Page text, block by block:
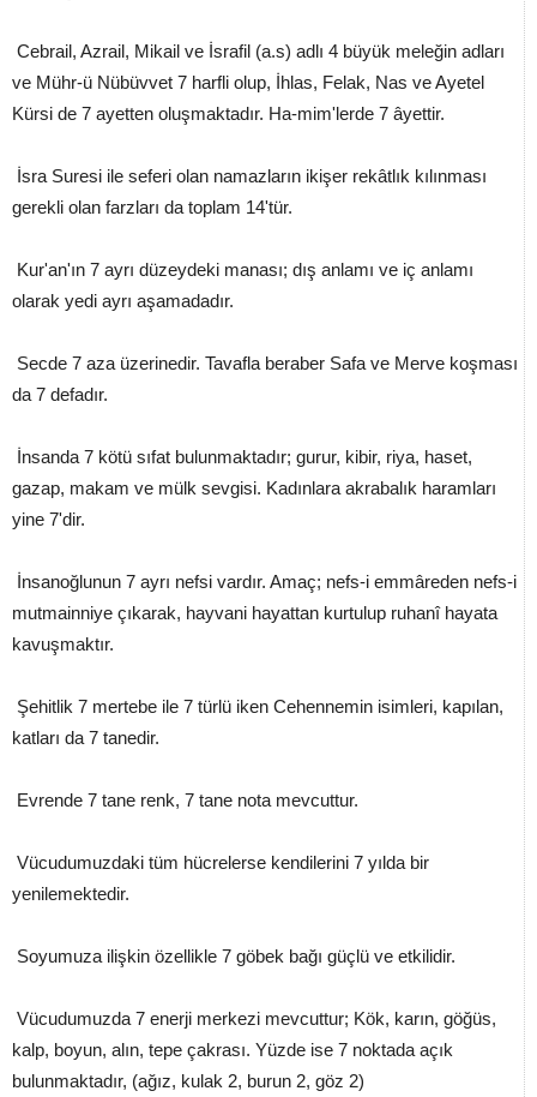
Cebrail, Azrail, Mikail ve İsrafil (a.s) adlı 4 büyük meleğin adları
ve Mühr-ü Nübüvvet 7 harfli olup, İhlas, Felak, Nas ve Ayetel
Kürsi de 7 ayetten oluşmaktadır. Ha-mim'lerde 7 âyettir.
İsra Suresi ile seferi olan namazların ikişer rekâtlık kılınması
gerekli olan farzları da toplam 14'tür.
Kur'an'ın 7 ayrı düzeydeki manası; dış anlamı ve iç anlamı
olarak yedi ayrı aşamadadır.
Secde 7 aza üzerinedir. Tavafla beraber Safa ve Merve koşması
da 7 defadır.
İnsanda 7 kötü sıfat bulunmaktadır; gurur, kibir, riya, haset,
gazap, makam ve mülk sevgisi. Kadınlara akrabalık haramları
yine 7'dir.
İnsanoğlunun 7 ayrı nefsi vardır. Amaç; nefs-i emmâreden nefs-i
mutmainniye çıkarak, hayvani hayattan kurtulup ruhanî hayata
kavuşmaktır.
Şehitlik 7 mertebe ile 7 türlü iken Cehennemin isimleri, kapılan,
katları da 7 tanedir.
Evrende 7 tane renk, 7 tane nota mevcuttur.
Vücudumuzdaki tüm hücrelerse kendilerini 7 yılda bir
yenilemektedir.
Soyumuza ilişkin özellikle 7 göbek bağı güçlü ve etkilidir.
Vücudumuzda 7 enerji merkezi mevcuttur; Kök, karın, göğüs,
kalp, boyun, alın, tepe çakrası. Yüzde ise 7 noktada açık
bulunmaktadır, (ağız, kulak 2, burun 2, göz 2)